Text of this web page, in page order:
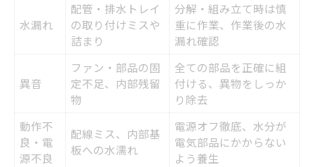
水漏れ
配管・排水トレイ
の取り付けミスや
詰まり
分解・組み立て時は慎
重に作業、作業後の水
漏れ確認
異音
ファン・部品の固
定不足、内部残留
物
全ての部品を正確に組
付ける、異物をしっか
り除去
動作不
良・電
源不良
配線ミス、内部基
板への水濡れ
電源オフ徹底、水分が
電気部品にかからない
よう養生